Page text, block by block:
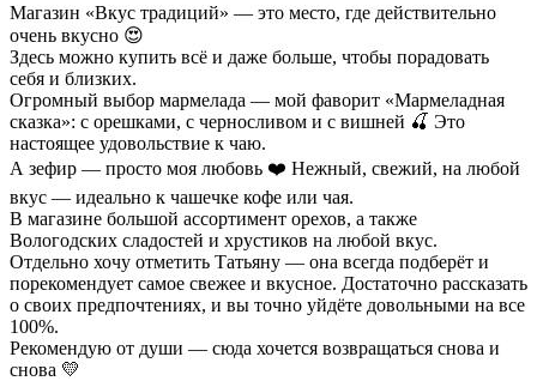
Магазин «Вкус традиций» — это место, где действительно
очень вкусно 😍
Здесь можно купить всё и даже больше, чтобы порадовать
себя и близких.
Огромный выбор мармелада — мой фаворит «Мармеладная
сказка»: с орешками, с черносливом и с вишней 🍒 Это
настоящее удовольствие к чаю.
А зефир — просто моя любовь ❤️ Нежный, свежий, на любой
вкус — идеально к чашечке кофе или чая.
В магазине большой ассортимент орехов, а также
Вологодских сладостей и хрустиков на любой вкус.
Отдельно хочу отметить Татьяну — она всегда подберёт и
порекомендует самое свежее и вкусное. Достаточно рассказать
о своих предпочтениях, и вы точно уйдёте довольными на все
100%.
Рекомендую от души — сюда хочется возвращаться снова и
снова 💛